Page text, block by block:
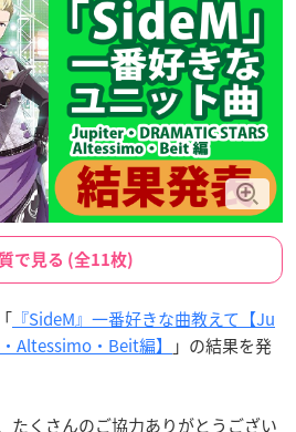
で見る (全11枚)
『SideM』一番好きな曲教えて【Ju
Altessimo・Beit編】
」の結果を発
たくさんのご協力ありがとうござい